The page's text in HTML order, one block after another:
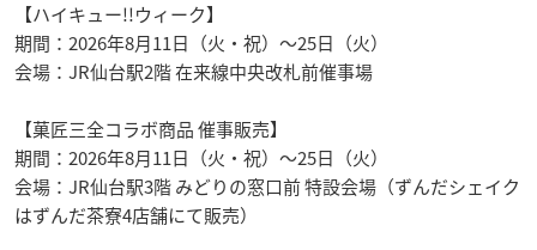
【ハイキュー!!ウィーク】
期間：2026年8月11日（火・祝）〜25日（火）
会場：JR仙台駅2階 在来線中央改札前催事場
【菓匠三全コラボ商品 催事販売】
期間：2026年8月11日（火・祝）〜25日（火）
会場：JR仙台駅3階 みどりの窓口前 特設会場（ずんだシェイク
はずんだ茶寮4店舗にて販売）